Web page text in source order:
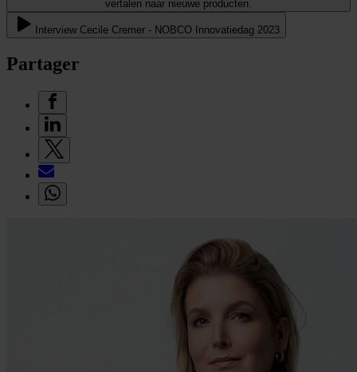
vertalen naar nieuwe producten.
Interview Cecile Cremer - NOBCO Innovatiedag 2023
Partager